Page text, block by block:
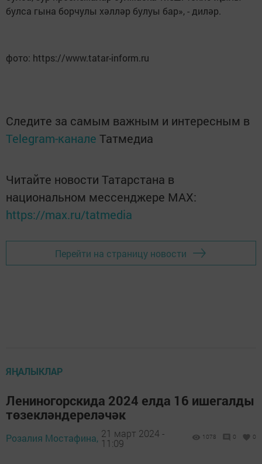
булса гына борчулы хәлләр булуы бар», - диләр.
фото: https://www.tatar-inform.ru
Следите за самым важным и интересным в
Telegram-канале Татмедиа
Читайте новости Татарстана в
национальном мессенджере MАХ:
https://max.ru/tatmedia
Перейти на страницу новости
ЯҢАЛЫКЛАР
Лениногорскида 2024 елда 16 ишегалды
төзекләндереләчәк
Розалия Мостафина, 21 март 2024 -
11:09
1078 0 0